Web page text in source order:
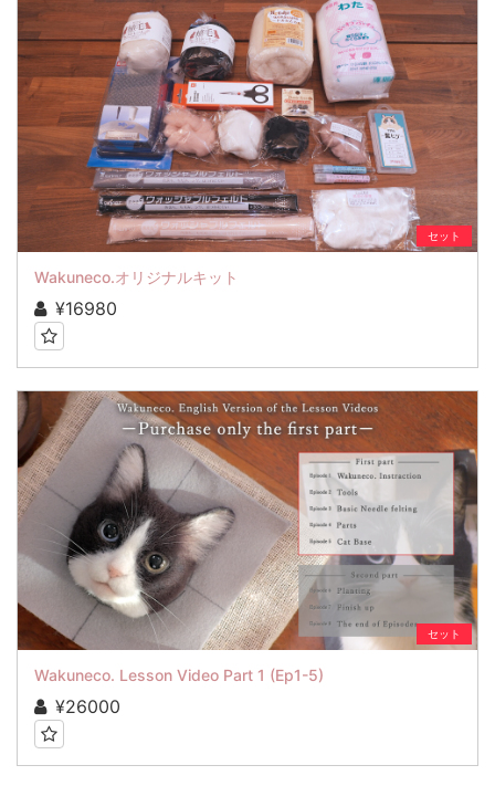
セット
Wakuneco.オリジナルキット
¥16980
セット
Wakuneco. Lesson Video Part 1 (Ep1-5)
¥26000